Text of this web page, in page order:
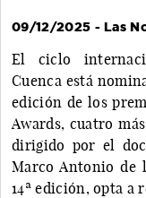
09/12/2025 - Las
El ciclo
Cuenca está
edición de los
Awards, cuatro
dirigido por el
Marco Antonio de
14ª edición, opta a